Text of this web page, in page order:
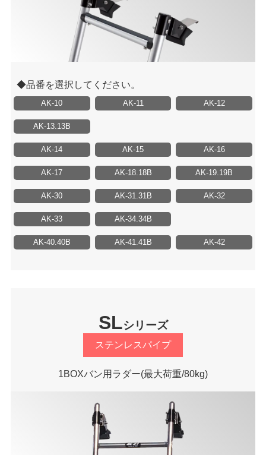
品番を選択してください。
AK-10 AK-11 AK-12
AK-13.13B
AK-14 AK-15 AK-16
AK-17 AK-18.18B AK-19.19B
AK-30 AK-31.31B AK-32
AK-33 AK-34.34B
AK-40.40B AK-41.41B AK-42
SLシリーズ
ステンレスパイプ
1BOXバン用ラダー(最大荷重/80kg)